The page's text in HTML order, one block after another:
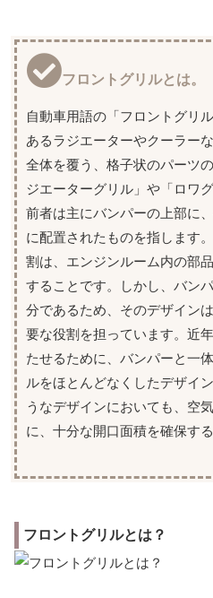
フロントグリルとは。
自動車用語の「フロントグリ
あるラジエーターやクーラー
全体を覆う、格子状のパーツ
ジエーターグリル」や「ロワ
前者は主にバンパーの上部に
に配置されたものを指します
割は、エンジンルーム内の部
することです。しかし、バン
分であるため、そのデザイン
要な役割を担っています。近
たせるために、バンパーと一
ルをほとんどなくしたデザイ
うなデザインにおいても、空
に、十分な開口面積を確保す
フロントグリルとは？